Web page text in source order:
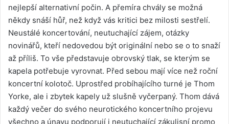
nejlepší alternativní počin. A přemíra chvály se možná
někdy snáší hůř, než když vás kritici bez milosti sestřelí.
Neustálé koncertování, neutuchající zájem, otázky
novinářů, kteří nedovedou být originální nebo se o to snaží
až příliš. To vše představuje obrovský tlak, se kterým se
kapela potřebuje vyrovnat. Před sebou mají více než roční
koncertní kolotoč. Uprostřed probíhajícího turné je Thom
Yorke, ale i zbytek kapely už slušně vyčerpaný. Thom dává
každý večer do svého neurotického koncertního projevu
všechno a únavu podporují i neutuchající zákulisní promo